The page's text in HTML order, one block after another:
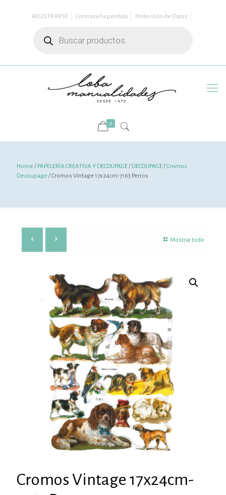
REGISTRARSE Contraseña perdida
Protección de Datos
productos
0
Home / PAPELERÍA CREATIVA Y DECOUPAGE/ DECOUPAGE/Cromos
Decoupage / Cromos Vintage 17x24cm-7163 Perros
Mostrar todo
Cromos Vintage 17x24cm-